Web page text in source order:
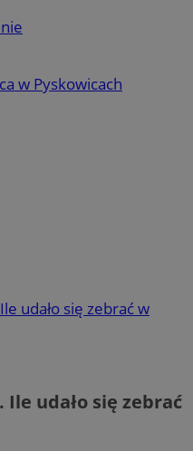
w Pyskowicach
udało się zebrać w
Ile udało się zebrać